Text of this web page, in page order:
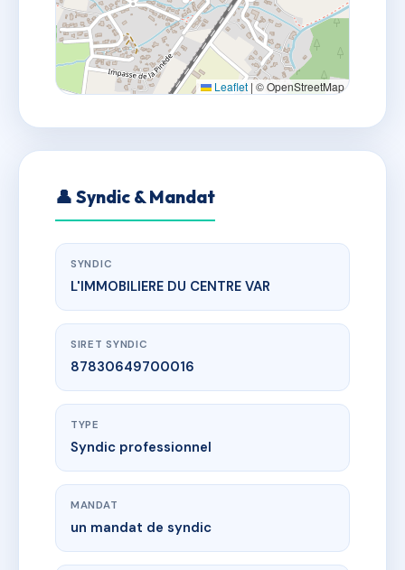
Leaflet | © OpenStreetMap
👤 Syndic & Mandat
SYNDIC
L'IMMOBILIERE DU CENTRE VAR
SIRET SYNDIC
87830649700016
TYPE
Syndic professionnel
MANDAT
un mandat de syndic